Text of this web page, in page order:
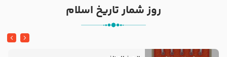
روز شمار تاریخ اسلام